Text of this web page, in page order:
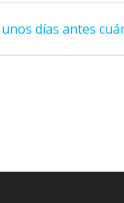
días antes